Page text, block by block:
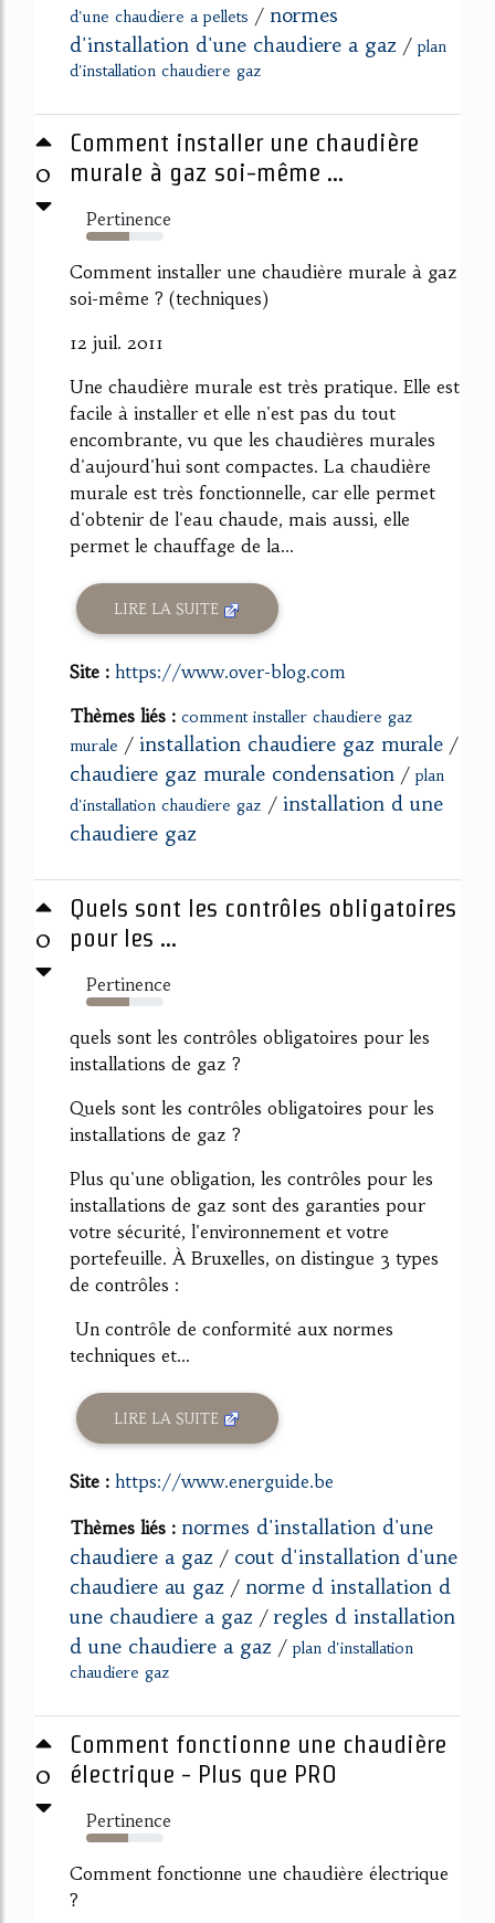
d'une chaudiere a pellets / normes
d'installation d'une chaudiere a gaz / plan
d'installation chaudiere gaz
0
Comment installer une chaudière
murale à gaz soi-même ...
Pertinence
56%
Comment installer une chaudière murale à gaz
soi-même ? (techniques)
12 juil. 2011
Une chaudière murale est très pratique. Elle est
facile à installer et elle n'est pas du tout
encombrante, vu que les chaudières murales
d'aujourd'hui sont compactes. La chaudière
murale est très fonctionnelle, car elle permet
d'obtenir de l'eau chaude, mais aussi, elle
permet le chauffage de la...
LIRE LA SUITE
Site : https://www.over-blog.com
Thèmes liés : comment installer chaudiere gaz
murale / installation chaudiere gaz murale /
chaudiere gaz murale condensation / plan
d'installation chaudiere gaz / installation d une
chaudiere gaz
0
Quels sont les contrôles obligatoires
pour les ...
Pertinence
55%
quels sont les contrôles obligatoires pour les
installations de gaz ?
Quels sont les contrôles obligatoires pour les
installations de gaz ?
Plus qu'une obligation, les contrôles pour les
installations de gaz sont des garanties pour
votre sécurité, l'environnement et votre
portefeuille. À Bruxelles, on distingue 3 types
de contrôles :
Un contrôle de conformité aux normes
techniques et...
LIRE LA SUITE
Site : https://www.energuide.be
Thèmes liés : normes d'installation d'une
chaudiere a gaz / cout d'installation d'une
chaudiere au gaz / norme d installation d
une chaudiere a gaz /regles d installation
d une chaudiere a gaz / plan d'installation
chaudiere gaz
0
Comment fonctionne une chaudière
électrique - Plus que PRO
Pertinence
54%
Comment fonctionne une chaudière électrique
?